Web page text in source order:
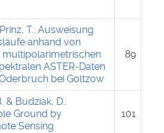
T.: Ausweisung
anhand von
ASTER-Daten
bei Goltzow
89
& Budziak, D.:
Ground by
Sensing
101